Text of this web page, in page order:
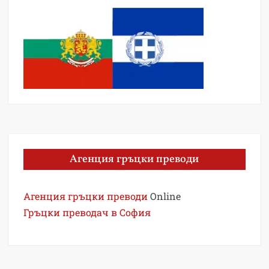
Агенция гръцки преводи
Агенция гръцки преводи Online
Гръцки преводач в София